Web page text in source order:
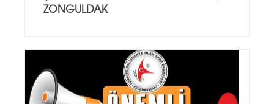
ZONGULDAK